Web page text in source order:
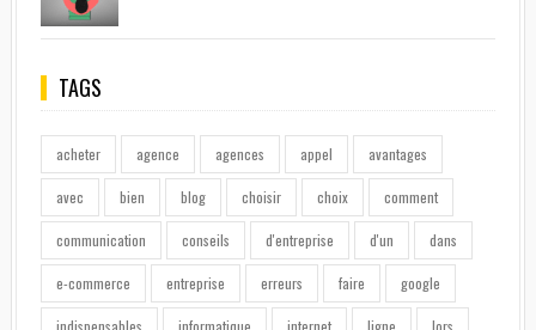
TAGS
acheter agence agences appel avantages
avec bien blog choisir choix comment
communication conseils d'entreprise d'un dans
e-commerce entreprise erreurs faire google